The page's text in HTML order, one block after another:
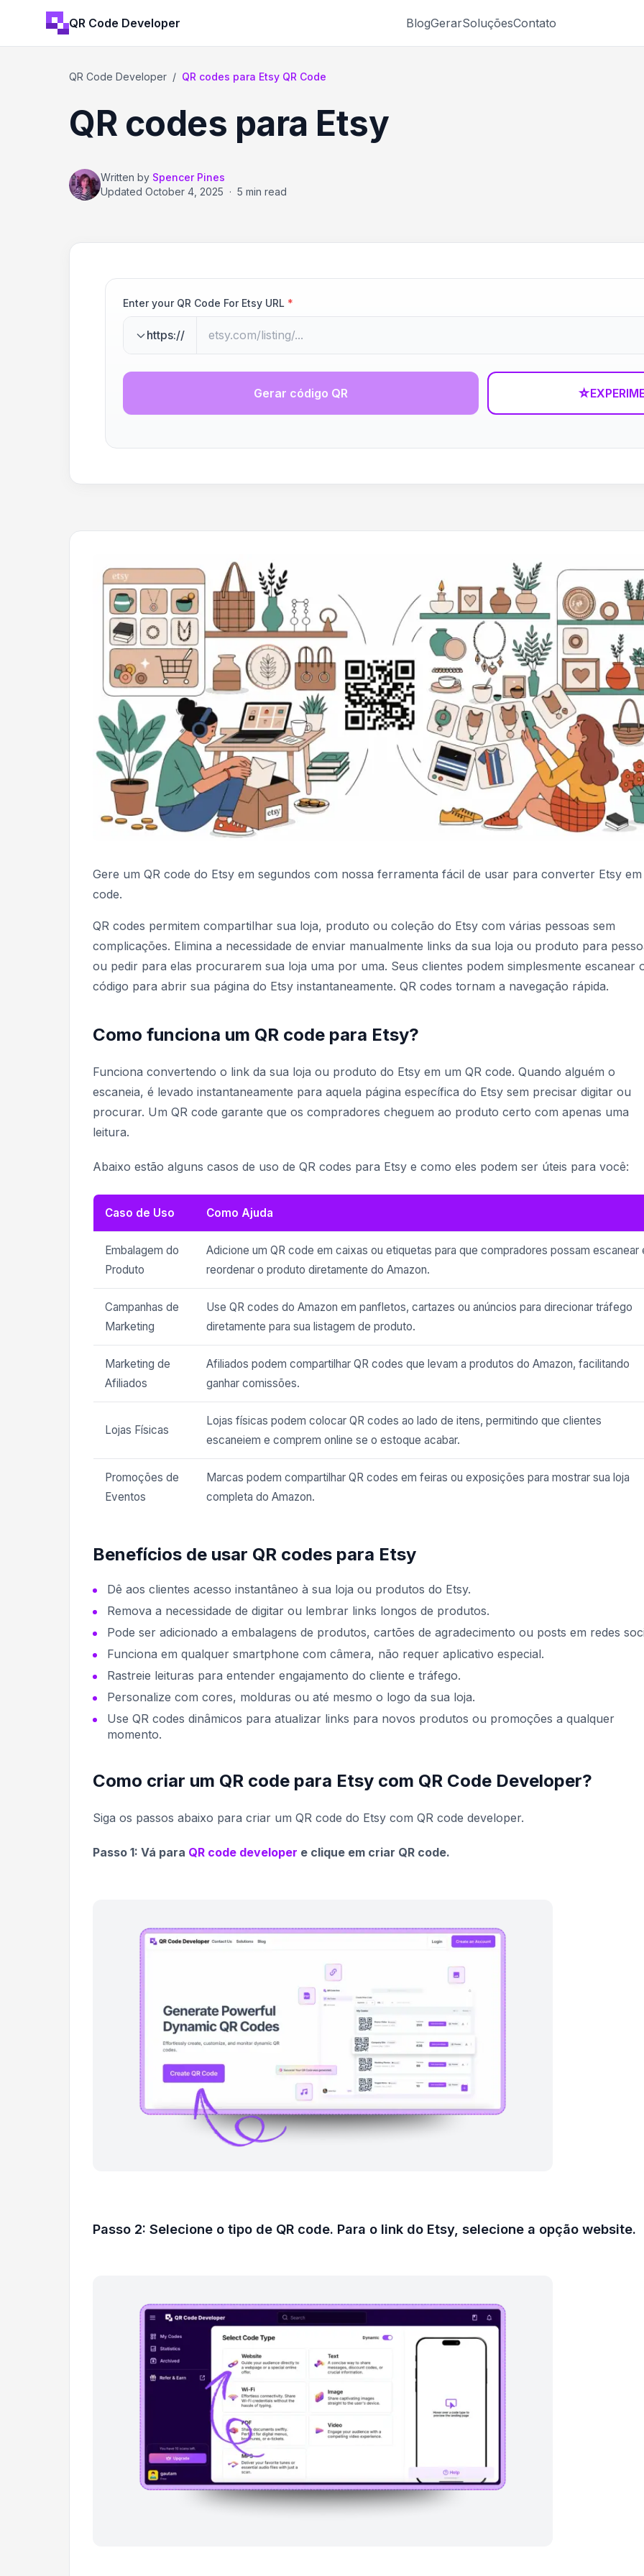
QR Code Developer BlogGerarSoluçõesContato
QR Code Developer / QR codes para Etsy QR Code
QR codes para Etsy
Written by Spencer Pines
Updated October 4, 2025 · 5 min read
Enter your QR Code For Etsy URL *
https://
Gerar código QR ☆
Gere um QR code do Etsy em segundos com nossa ferramenta fácil de usar para converter Etsy em
code.
QR codes permitem compartilhar sua loja, produto ou coleção do Etsy com várias pessoas sem
complicações. Elimina a necessidade de enviar manualmente links da sua loja ou produto para
ou pedir para elas procurarem sua loja uma por uma. Seus clientes podem simplesmente escanear
código para abrir sua página do Etsy instantaneamente. QR codes tornam a navegação rápida.
Como funciona um QR code para Etsy?
Funciona convertendo o link da sua loja ou produto do Etsy em um QR code. Quando alguém o
escaneia, é levado instantaneamente para aquela página específica do Etsy sem precisar digitar ou
procurar. Um QR code garante que os compradores cheguem ao produto certo com apenas uma
leitura.
Abaixo estão alguns casos de uso de QR codes para Etsy e como eles podem ser úteis para você:
Caso de Uso Como Ajuda
Embalagem do
Produto
Adicione um QR code em caixas ou etiquetas para que compradores possam escanear
reordenar o produto diretamente do Amazon.
Campanhas de
Marketing
Use QR codes do Amazon em panfletos, cartazes ou anúncios para direcionar tráfego
diretamente para sua listagem de produto.
Marketing de
Afiliados
Afiliados podem compartilhar QR codes que levam a produtos do Amazon, facilitando
ganhar comissões.
Lojas Físicas
Lojas físicas podem colocar QR codes ao lado de itens, permitindo que clientes
escaneiem e comprem online se o estoque acabar.
Promoções de
Eventos
Marcas podem compartilhar QR codes em feiras ou exposições para mostrar sua loja
completa do Amazon.
Benefícios de usar QR codes para Etsy
Dê aos clientes acesso instantâneo à sua loja ou produtos do Etsy.
Remova a necessidade de digitar ou lembrar links longos de produtos.
Pode ser adicionado a embalagens de produtos, cartões de agradecimento ou posts em redes
Funciona em qualquer smartphone com câmera, não requer aplicativo especial.
Rastreie leituras para entender engajamento do cliente e tráfego.
Personalize com cores, molduras ou até mesmo o logo da sua loja.
Use QR codes dinâmicos para atualizar links para novos produtos ou promoções a qualquer
momento.
Como criar um QR code para Etsy com QR Code Developer?
Siga os passos abaixo para criar um QR code do Etsy com QR code developer.
Passo 1: Vá para QR code developer e clique em criar QR code.
Passo 2: Selecione o tipo de QR code. Para o link do Etsy, selecione a opção website.